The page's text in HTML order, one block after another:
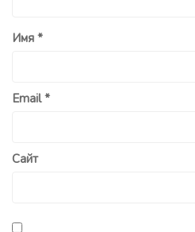
Имя *
Email*
Сайт